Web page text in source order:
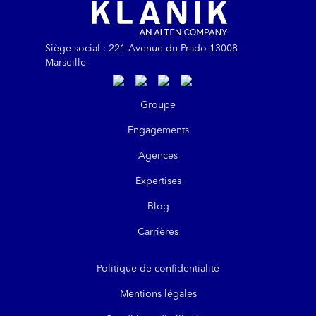
Siège social : 221 Avenue du Prado 13008
Marseille
https://www.linkedin.com/company/
https://www.instagram.com/
https://www.youtube.com/
https://www.tiktok.com/
Groupe
Engagements
Agences
Expertises
Blog
Carrières
Politique de confidentialité
Mentions légales